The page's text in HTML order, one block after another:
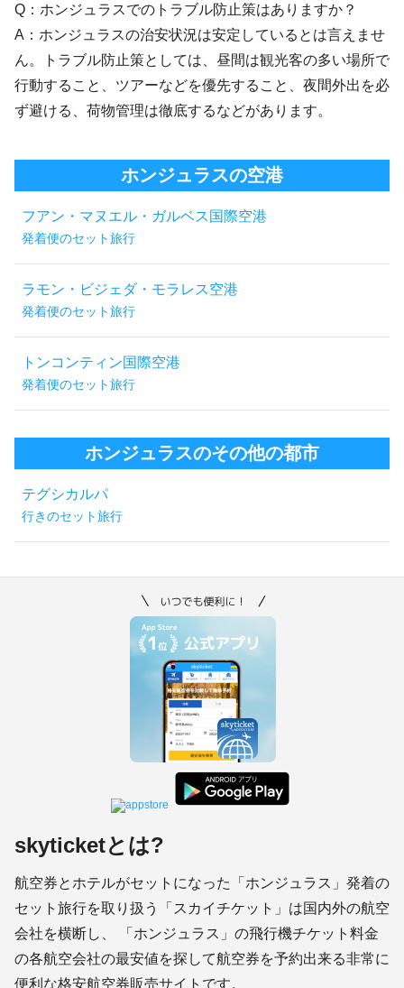
Q：ホンジュラスでのトラブル防止策はありますか？
A：ホンジュラスの治安状況は安定しているとは言えませ
ん。トラブル防止策としては、昼間は観光客の多い場所で
行動すること、ツアーなどを優先すること、夜間外出を必
ず避ける、荷物管理は徹底するなどがあります。
ホンジュラスの空港
フアン・マヌエル・ガルベス国際空港
発着便のセット旅行
ラモン・ビジェダ・モラレス空港
発着便のセット旅行
トンコンティン国際空港
発着便のセット旅行
ホンジュラスのその他の都市
テグシカルパ
行きのセット旅行
skyticketとは?
航空券とホテルがセットになった「ホンジュラス」発着の
セット旅行を取り扱う「スカイチケット」は国内外の航空
会社を横断し、 「ホンジュラス」の飛行機チケット料金
の各航空会社の最安値を探して航空券を予約出来る非常に
便利な格安航空券販売サイトです。